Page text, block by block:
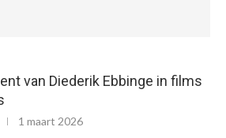
van Diederik Ebbinge in films
1 maart 2026